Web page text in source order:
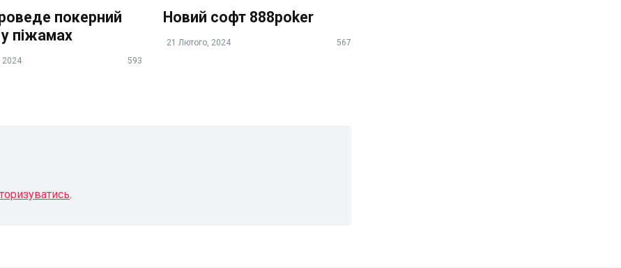
покерний
у піжамах
2024 593
Новий софт 888poker
21 Лютого, 2024 567
.